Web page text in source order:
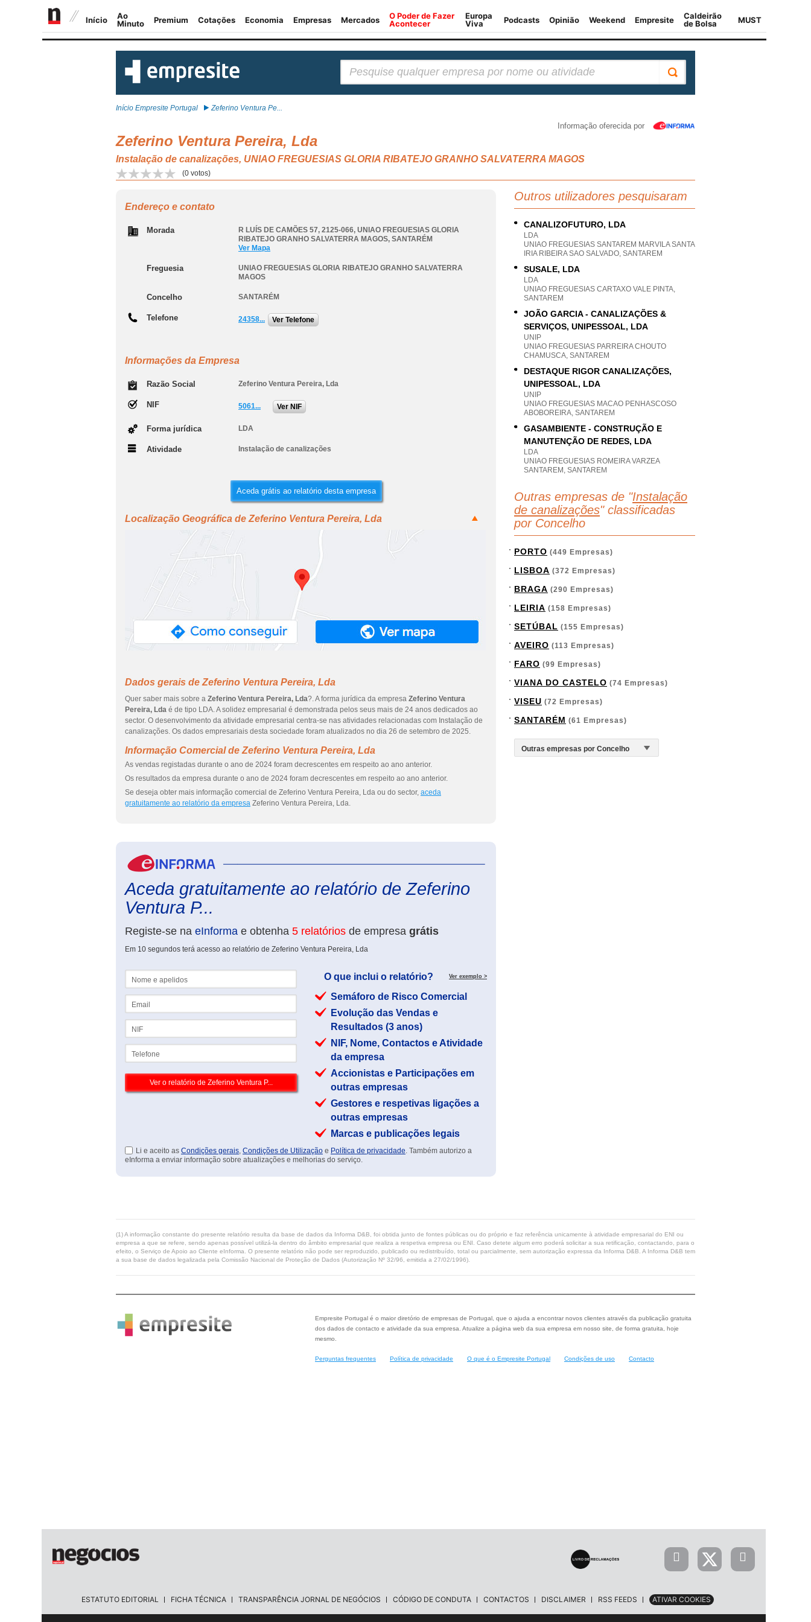
Início Empresite Portugal Zeferino Ventura Pe...
Informação oferecida por
Zeferino Ventura Pereira, Lda
Instalação de canalizações, UNIAO FREGUESIAS GLORIA RIBATEJO GRANHO SALVATERRA MAGOS
(0 votos)
Endereço e contato
Morada R LUÍS DE CAMÕES 57, 2125-066, UNIAO FREGUESIAS GLORIA
RIBATEJO GRANHO SALVATERRA MAGOS, SANTARÉM
Ver Mapa
Freguesia
UNIAO FREGUESIAS GLORIA RIBATEJO GRANHO SALVATERRA
MAGOS
Concelho SANTARÉM
Telefone 24358... Ver Telefone
Informações da Empresa
Razão Social Zeferino Ventura Pereira, Lda
NIF 5061... Ver NIF
Forma jurídica LDA
Atividade Instalação de canalizações
Aceda grátis ao relatório desta empresa
Localização Geográfica de Zeferino Ventura Pereira, Lda
Dados gerais de Zeferino Ventura Pereira, Lda
Quer saber mais sobre a Zeferino Ventura Pereira, Lda?. A forma jurídica da empresa Zeferino Ventura
Pereira, Lda é de tipo LDA. A solidez empresarial é demonstrada pelos seus mais de 24 anos dedicados ao
sector. O desenvolvimento da atividade empresarial centra-se nas atividades relacionadas com Instalação de
canalizações. Os dados empresariais desta sociedade foram atualizados no dia 26 de setembro de 2025.
Informação Comercial de Zeferino Ventura Pereira, Lda
As vendas registadas durante o ano de 2024 foram decrescentes em respeito ao ano anterior.
Os resultados da empresa durante o ano de 2024 foram decrescentes em respeito ao ano anterior.
Se deseja obter mais informação comercial de Zeferino Ventura Pereira, Lda ou do sector, aceda
gratuitamente ao relatório da empresa Zeferino Ventura Pereira, Lda.
Aceda gratuitamente ao relatório de Zeferino
Ventura P...
Registe-se na eInforma e obtenha 5 relatórios de empresa grátis
Em 10 segundos terá acesso ao relatório de Zeferino Ventura Pereira, Lda
O que inclui o relatório? Ver exemplo >
Semáforo de Risco Comercial
Evolução das Vendas e
Resultados (3 anos)
NIF, Nome, Contactos e Atividade
da empresa
Accionistas e Participações em
outras empresas
Gestores e respetivas ligações a
outras empresas
Marcas e publicações legais
Li e aceito as Condições gerais, Condições de Utilização e Política de privacidade. Também autorizo a
eInforma a enviar informação sobre atualizações e melhorias do serviço.
Outros utilizadores pesquisaram
CANALIZOFUTURO, LDA
LDA
UNIAO FREGUESIAS SANTAREM MARVILA SANTA
IRIA RIBEIRA SAO SALVADO, SANTAREM
SUSALE, LDA
LDA
UNIAO FREGUESIAS CARTAXO VALE PINTA,
SANTAREM
JOÃO GARCIA - CANALIZAÇÕES &
SERVIÇOS, UNIPESSOAL, LDA
UNIP
UNIAO FREGUESIAS PARREIRA CHOUTO
CHAMUSCA, SANTAREM
DESTAQUE RIGOR CANALIZAÇÕES,
UNIPESSOAL, LDA
UNIP
UNIAO FREGUESIAS MACAO PENHASCOSO
ABOBOREIRA, SANTAREM
GASAMBIENTE - CONSTRUÇÃO E
MANUTENÇÃO DE REDES, LDA
LDA
UNIAO FREGUESIAS ROMEIRA VARZEA
SANTAREM, SANTAREM
Outras empresas de "Instalação
de canalizações" classificadas
por Concelho
PORTO (449 Empresas)
LISBOA (372 Empresas)
BRAGA (290 Empresas)
LEIRIA (158 Empresas)
SETÚBAL (155 Empresas)
AVEIRO (113 Empresas)
FARO (99 Empresas)
VIANA DO CASTELO (74 Empresas)
VISEU (72 Empresas)
SANTARÉM (61 Empresas)
(1) A informação constante do presente relatório resulta da base de dados da Informa D&B, foi obtida junto de fontes públicas ou do próprio e faz referência unicamente à atividade empresarial do ENI ou
empresa a que se refere, sendo apenas possível utilizá-la dentro do âmbito empresarial que realiza a respetiva empresa ou ENI. Caso detete algum erro poderá solicitar a sua retificação, contactando, para o
efeito, o Serviço de Apoio ao Cliente eInforma. O presente relatório não pode ser reproduzido, publicado ou redistribuído, total ou parcialmente, sem autorização expressa da Informa D&B. A Informa D&B tem
a sua base de dados legalizada pela Comissão Nacional de Proteção de Dados (Autorização Nº 32/96, emitida a 27/02/1996).
Empresite Portugal é o maior diretório de empresas de Portugal, que o ajuda a encontrar novos clientes através da publicação gratuita
dos dados de contacto e atividade da sua empresa. Atualize a página web da sua empresa em nosso site, de forma gratuita, hoje
mesmo.
Perguntas frequentes Política de privacidade O que é o Empresite Portugal Condições de uso Contacto